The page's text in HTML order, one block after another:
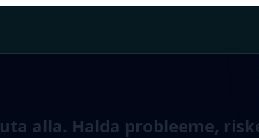
alla. Halda probleeme,